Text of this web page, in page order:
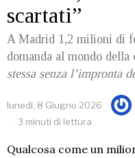
scartati”
A Madrid 1,2 milioni di
domanda al mondo della
stessa senza l’impronta
lunedì, 8 Giugno 2026
3 minuti di lettura
Qualcosa come un